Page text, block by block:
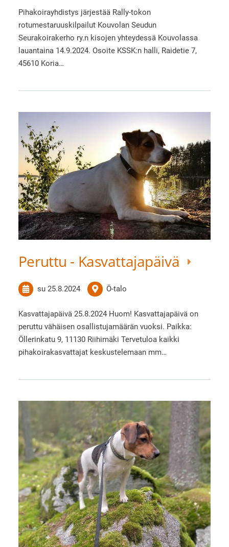
Pihakoirayhdistys järjestää Rally-tokon
rotumestaruuskilpailut Kouvolan Seudun
Seurakoirakerho ry.n kisojen yhteydessä Kouvolassa
lauantaina 14.9.2024. Osoite KSSK:n halli, Raidetie 7,
45610 Koria…
Peruttu - Kasvattajapäivä
su 25.8.2024 Ö-talo
Kasvattajapäivä 25.8.2024 Huom! Kasvattajapäivä on
peruttu vähäisen osallistujamäärän vuoksi. Paikka:
Öllerinkatu 9, 11130 Riihimäki Tervetuloa kaikki
pihakoirakasvattajat keskustelemaan mm…